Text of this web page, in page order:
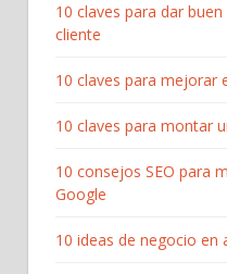
10 claves para dar
cliente
10 claves para mejorar
10 claves para montar
10 consejos SEO para
Google
10 ideas de negocio en